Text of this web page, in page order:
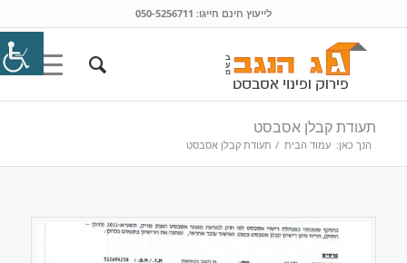
לייעוץ חינם חייגו: 050-5256711
תעודת קבלן אסבסט
הנך כאן: עמוד הבית / תעודת קבלן אסבסט